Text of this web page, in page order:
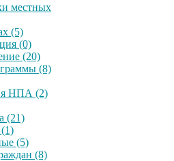
местных
(5)
(0)
(20)
(8)
НПА (2)
(21)
(1)
(5)
(8)